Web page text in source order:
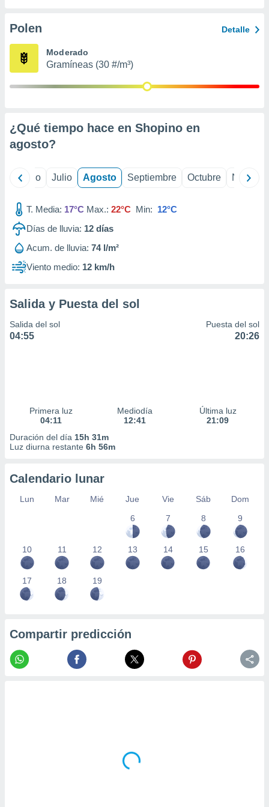
e
mediante
de
1199
Polen Detalle
Moderado
Gramíneas (30 #/m³)
¿Qué tiempo hace en Shopino en
agosto?
Junio Julio Agosto Septiembre Octubre
T. Media: 17°C Max.: 22°C Min: 12°C
Días de lluvia: 12 días
Acum. de lluvia: 74 l/m²
Viento medio: 12 km/h
Salida y Puesta del sol
Salida del sol
04:55
Puesta del sol
20:26
Primera luz
04:11
Mediodía
12:41
Última luz
21:09
Duración del día 15h 31m
Luz diurna restante 6h 56m
Calendario lunar
Lun Mar Mié Jue Vie Sáb
Dom
6
7 8 9
10 11 12 13 14 15 16
17 18 19
Compartir predicción